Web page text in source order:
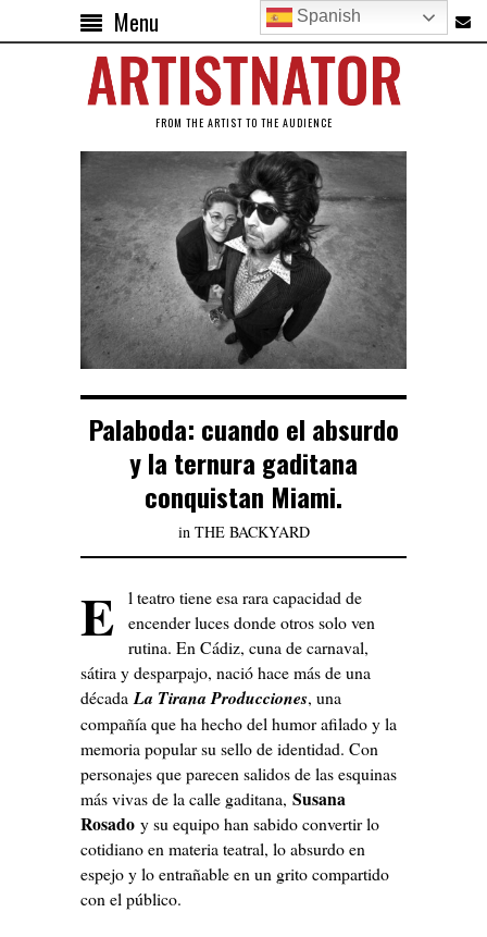
Menu
FROM THE ARTIST TO THE AUDIENCE
Palaboda: cuando el absurdo
y la ternura gaditana
conquistan Miami.
in THE BACKYARD
E
l teatro tiene esa rara capacidad de
encender luces donde otros solo ven
rutina. En Cádiz, cuna de carnaval,
sátira y desparpajo, nació hace más de una
décadaLa Tirana Producciones, una
compañía que ha hecho del humor afilado y la
memoria popular su sello de identidad. Con
personajes que parecen salidos de las esquinas
más vivas de la calle gaditana, Susana
Rosado y su equipo han sabido convertir lo
cotidiano en materia teatral, lo absurdo en
espejo y lo entrañable en un grito compartido
con el público.
Spanish